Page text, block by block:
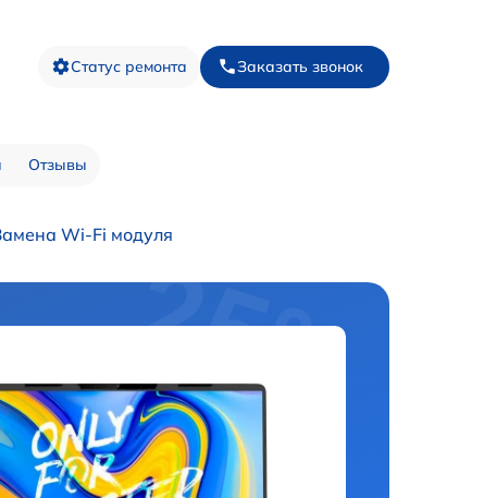
Статус ремонта Заказать звонок
Отзывы
Wi-Fi модуля